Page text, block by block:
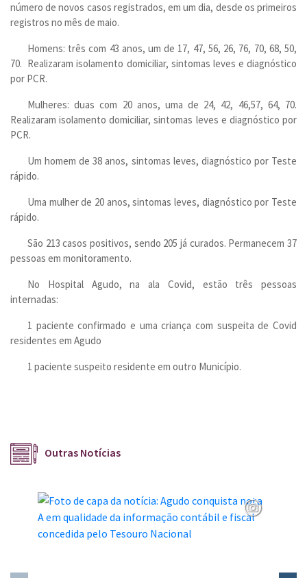
número de novos casos registrados, em um dia, desde os primeiros
registros no mês de maio.
Homens: três com 43 anos, um de 17, 47, 56, 26, 76, 70, 68, 50,
70. Realizaram isolamento domiciliar, sintomas leves e diagnóstico
por PCR.
Mulheres: duas com 20 anos, uma de 24, 42, 46,57, 64, 70.
Realizaram isolamento domiciliar, sintomas leves e diagnóstico por
PCR.
Um homem de 38 anos, sintomas leves, diagnóstico por Teste
rápido.
Uma mulher de 20 anos, sintomas leves, diagnóstico por Teste
rápido.
São 213 casos positivos, sendo 205 já curados. Permanecem 37
pessoas em monitoramento.
No Hospital Agudo, na ala Covid, estão três pessoas
internadas:
1 paciente confirmado e uma criança com suspeita de Covid
residentes em Agudo
1 paciente suspeito residente em outro Município.
Outras Notícias